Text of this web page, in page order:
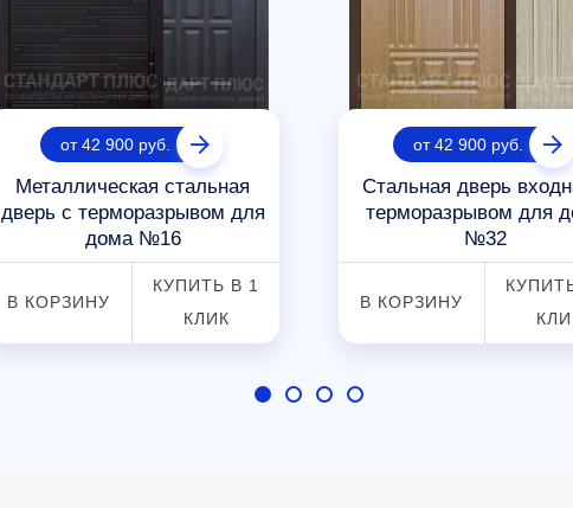
от 42 900 руб.
Металлическая стальная
дверь с терморазрывом для
дома №16
В КОРЗИНУ
КУПИТЬ В 1
КЛИК
от 42 900 руб.
Стальная дверь
терморазрывом для
№32
В КОРЗИНУ